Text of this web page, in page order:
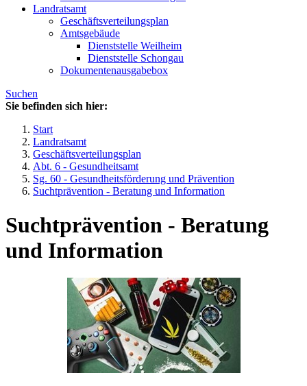
Landratsamt
Geschäftsverteilungsplan
Amtsgebäude
Dienststelle Weilheim
Dienststelle Schongau
Dokumentenausgabebox
Suchen
Sie befinden sich hier:
Start
Landratsamt
Geschäftsverteilungsplan
Abt. 6 - Gesundheitsamt
Sg. 60 - Gesundheitsförderung und Prävention
Suchtprävention - Beratung und Information
Suchtprävention - Beratung
und Information